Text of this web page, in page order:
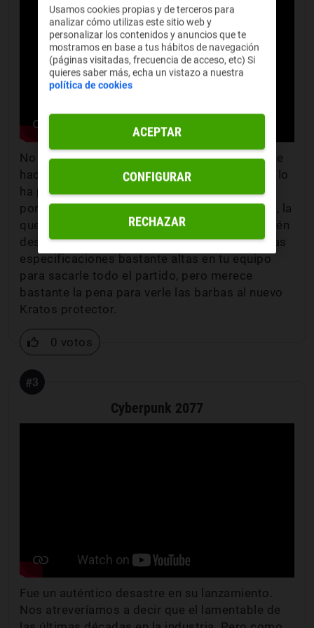
No es la llegada delRagnarök pero tampoco le
hace falta. Si el último juego de Santa Monica lo
ha petado rozando el GOTY en 2022 es solo
porque partía de una base excelente. Y es esa, la
que puso el
God of War de 2018
, la que también
deslumbra con un port en PC. Necesitarás unas
especificaciones bastante altas en tu equipo
para sacarle todo el partido, pero merece
bastante la pena para verle las barbas al nuevo
Kratos protector.
0 votos
#3
Cyberpunk 2077
Fue un auténtico desastre en su lanzamiento.
Nos atreveríamos a decir que el lamentable de
Usamos cookies propias y de terceros para
analizar cómo utilizas este sitio web y
personalizar los contenidos y anuncios que te
mostramos en base a tus hábitos de navegación
(páginas visitadas, frecuencia de acceso, etc) Si
quieres saber más, echa un vistazo a nuestra
política de cookies
RECHAZAR
ACEPTAR
CONFIGURAR